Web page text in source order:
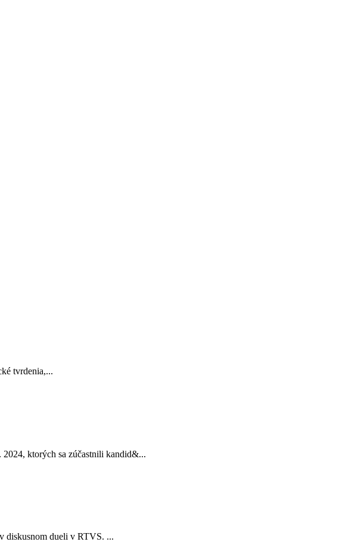
tvrdenia,...
ktorých sa zúčastnili kandid&...
diskusnom dueli v RTVS. ...